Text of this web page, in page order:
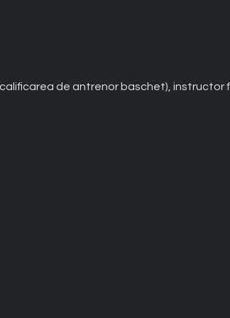
de antrenor baschet), instructor